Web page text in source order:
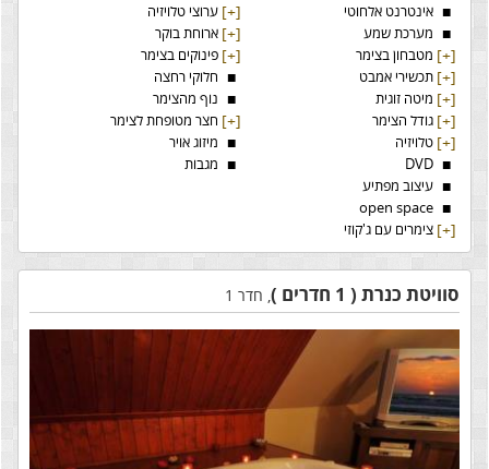
■ אינטרנט אלחוטי
■ מערכת שמע
[+] מטבחון בצימר
[+] תכשירי אמבט
[+] מיטה זוגית
[+] גודל הצימר
[+] טלויזיה
■
DVD
[+] ערוצי טלויזיה
[+] ארוחת בוקר
[+] פינוקים בצימר
■ חלוקי רחצה
■ נוף מהצימר
[+] חצר מטופחת לצימר
■ מיזוג אויר
■ מגבות
■ עיצוב מפתיע
■
open space
[+] צימרים עם ג'קוזי
סוויטת כנרת ( 1 חדרים ) , חדר 1